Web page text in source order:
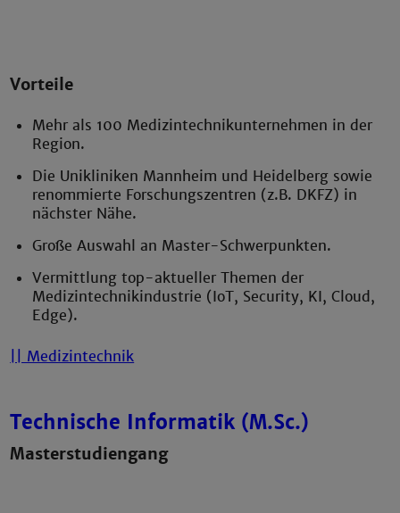
Vorteile
Mehr als 100 Medizintechnikunternehmen in der
Region.
Die Unikliniken Mannheim und Heidelberg sowie
renommierte Forschungszentren (z.B. DKFZ) in
nächster Nähe.
Große Auswahl an Master-Schwerpunkten.
Vermittlung top-aktueller Themen der
Medizintechnikindustrie (IoT, Security, KI, Cloud,
Edge).
|| Medizintechnik
Technische Informatik (M.Sc.)
Masterstudiengang